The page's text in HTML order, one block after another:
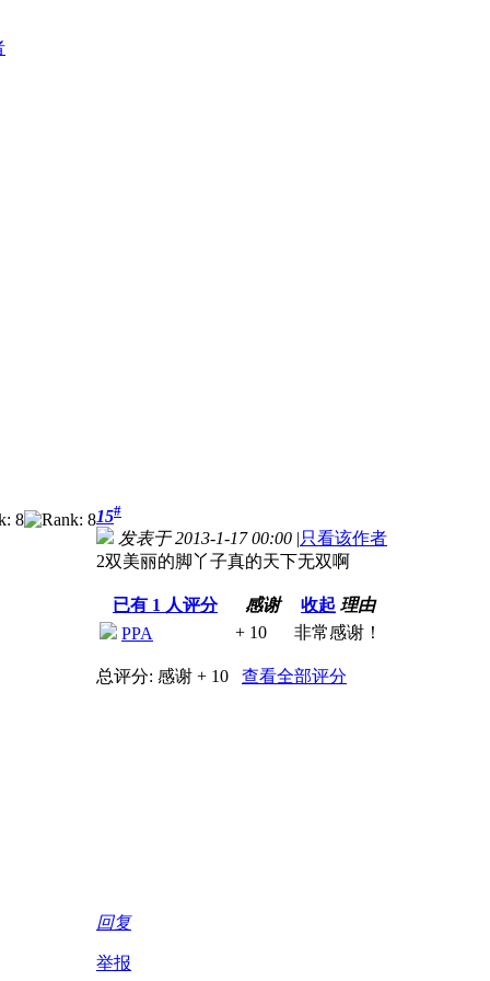
15#
发表于 2013-1-17 00:00 |只看该作者
2双美丽的脚丫子真的天下无双啊
已有 1 人评分 感谢 收起 理由
PPA
+ 10 非常感谢！
总评分: 感谢 + 10 查看全部评分
回复
举报